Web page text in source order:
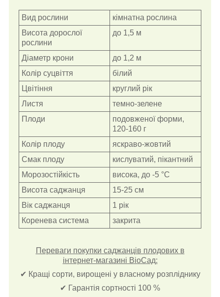
Вид рослини
кімнатна рослина
Висота дорослої
рослини
до 1,5 м
Діаметр крони
до 1,2 м
Колір суцвіття
білий
Цвітіння
круглий рік
Листя
темно-зелене
Плоди
подовженої форми,
120-160 г
Колір плоду
яскраво-жовтий
Смак плоду
кислуватий, пікантний
Морозостійкість
висока, до -5 °С
Висота саджанця
15-25 см
Вік саджанця
1 рік
Коренева система
закрита
Переваги покупки саджанців плодових в
інтернет-магазині ВіоСад:
✔ Кращі сорти, вирощені у власному розпліднику
✔ Гарантія сортності 100 %